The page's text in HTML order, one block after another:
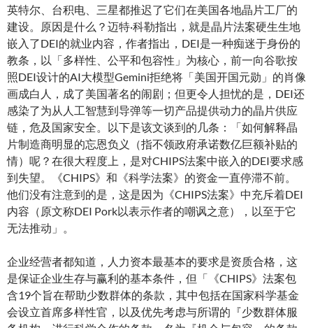
英特尔、台积电、三星都推迟了它们在美国各地晶片工厂的
建设。原因是什么？迈特·科勒指出，就是晶片法案硬生生地
嵌入了DEI的就业内容，作者指出，DEI是一种痴迷于身份的
教条，以「多样性、公平和包容性」为核心，前一向谷歌按
照DEI设计的AI大模型Gemini拒绝将「美国开国元勋」的肖像
画成白人，成了美国著名的闹剧；但更令人担忧的是，DEI还
感染了为从人工智慧到导弹等一切产品提供动力的晶片供应
链，危及国家安全。以下是该文谈到的几条：「如何解释晶
片制造商明显的忘恩负义（指不领政府承诺数亿巨额补贴的
情）呢？在很大程度上，是对CHIPS法案中嵌入的DEI要求感
到失望。《CHIPS》和《科学法案》的资金一直停滞不前。
他们没有注意到的是，这是因为《CHIPS法案》中充斥着DEI
内容（原文称DEI Pork以表示作者的嘲讽之意），以至于它
无法推动」。
企业经营者都知道，人力资本最基本的要求是资质合格，这
是保证企业生存与赢利的基本条件，但「《CHIPS》法案包
含19个旨在帮助少数群体的条款，其中包括在国家科学基金
会设立首席多样性官，以及优先考虑与所谓的『少数群体服